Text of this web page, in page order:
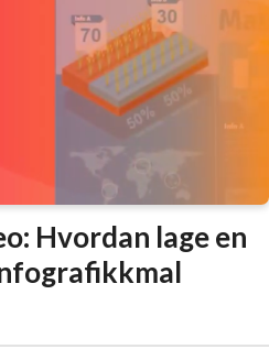
Hvordan lage en